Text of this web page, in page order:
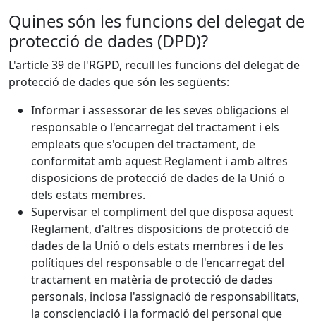
Quines són les funcions del delegat de
protecció de dades (DPD)?
L'article 39 de l'RGPD, recull les funcions del delegat de
protecció de dades que són les següents:
Informar i assessorar de les seves obligacions el
responsable o l'encarregat del tractament i els
empleats que s'ocupen del tractament, de
conformitat amb aquest Reglament i amb altres
disposicions de protecció de dades de la Unió o
dels estats membres.
Supervisar el compliment del que disposa aquest
Reglament, d'altres disposicions de protecció de
dades de la Unió o dels estats membres i de les
polítiques del responsable o de l'encarregat del
tractament en matèria de protecció de dades
personals, inclosa l'assignació de responsabilitats,
la conscienciació i la formació del personal que